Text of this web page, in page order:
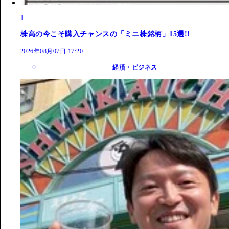
1
株高の今こそ購入チャンスの「ミニ株銘柄」15選!!
2026年08月07日 17:20
経済・ビジネス